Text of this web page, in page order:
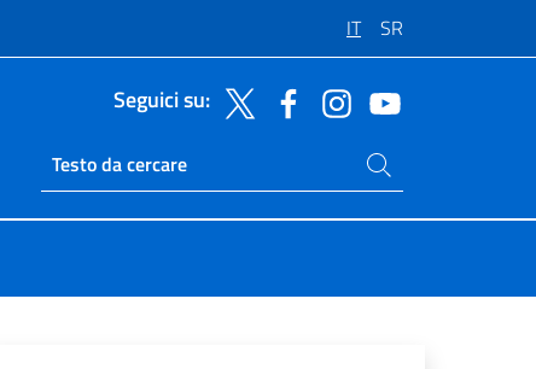
IT SR
Seguici su:
Ricerca sito live
Cerca nel sito